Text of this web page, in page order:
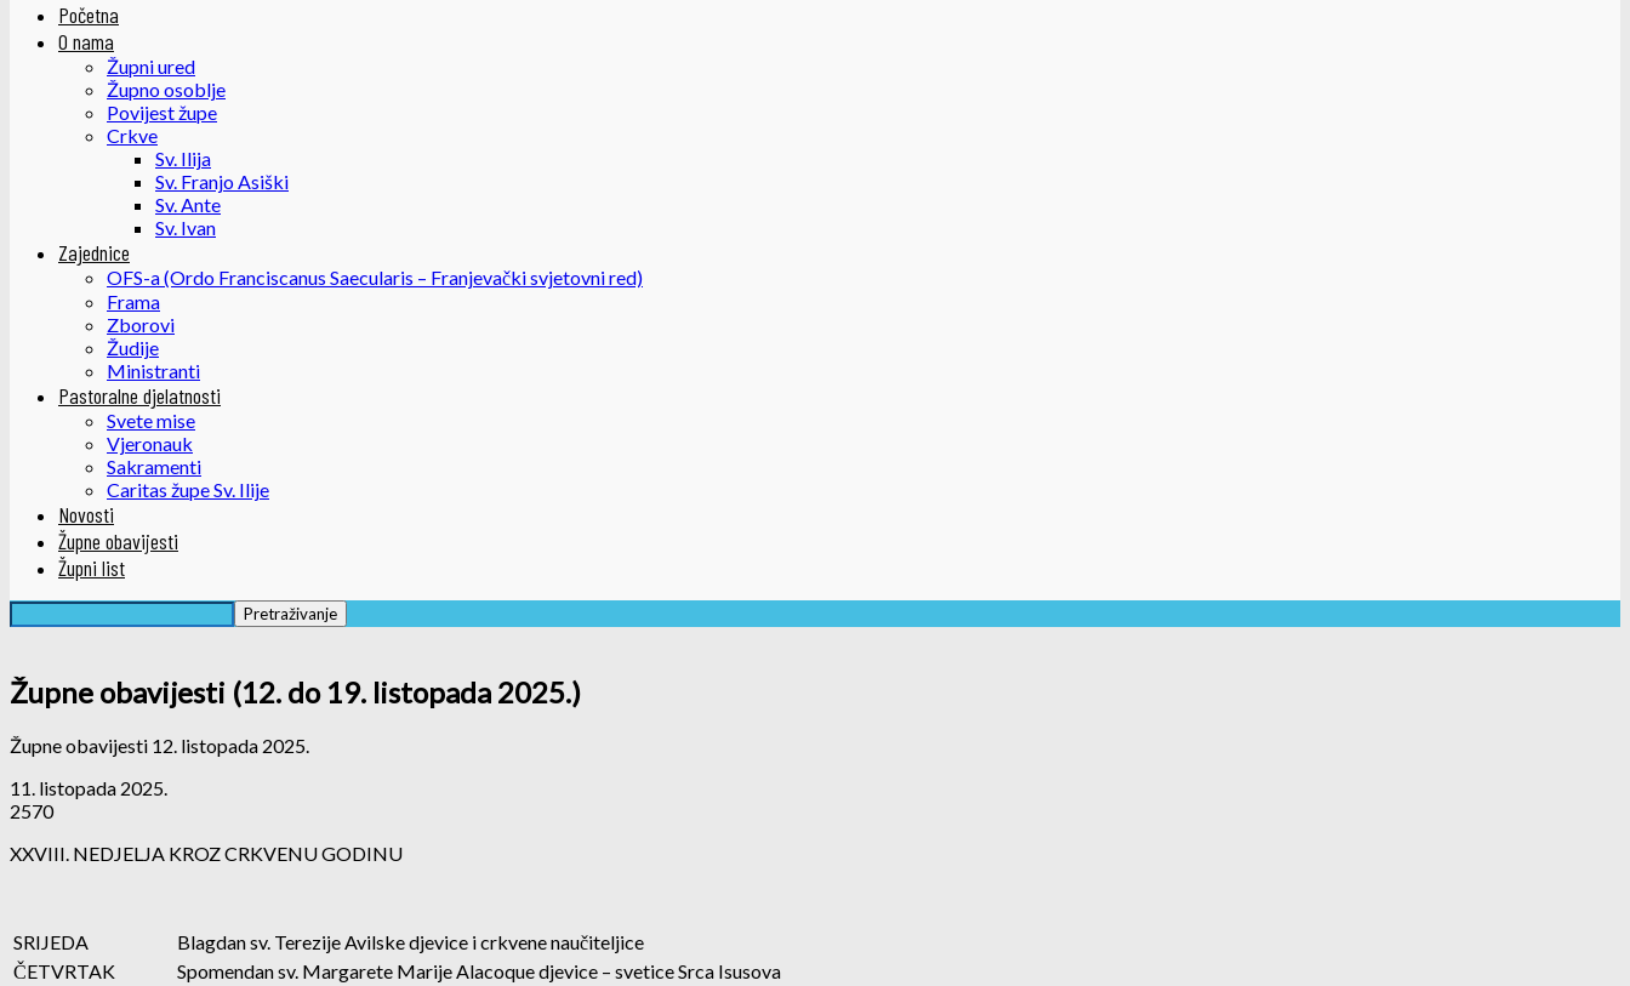
Početna
O nama
Župni ured
Župno osoblje
Povijest župe
Crkve
Sv. Ilija
Sv. Franjo Asiški
Sv. Ante
Sv. Ivan
Zajednice
OFS-a (Ordo Franciscanus Saecularis – Franjevački svjetovni red)
Frama
Zborovi
Žudije
Ministranti
Pastoralne djelatnosti
Svete mise
Vjeronauk
Sakramenti
Caritas župe Sv. Ilije
Novosti
Župne obavijesti
Župni list
Župne obavijesti (12. do 19. listopada 2025.)
Župne obavijesti 12. listopada 2025.
11. listopada 2025.
2570
XXVIII. NEDJELJA KROZ CRKVENU GODINU
SRIJEDA
Blagdan sv. Terezije Avilske djevice i crkvene naučiteljice
ČETVRTAK
Spomendan sv. Margarete Marije Alacoque djevice – svetice Srca Isusova